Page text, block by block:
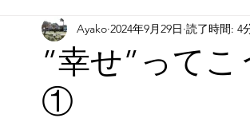
Aromatherapy session Travel South
Malta
”幸せ”って
①
Ayako 2024年9月29日 読了時間: 4